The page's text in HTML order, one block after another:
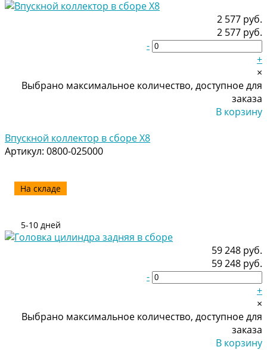
59 248 руб.
59 248 руб.
-
+
×
Выбрано максимальное количество, доступное для
заказа
В корзину
2 577 руб.
2 577 руб.
-
+
×
Выбрано максимальное количество, доступное для
заказа
В корзину
Впускной коллектор в сборе Х8
Артикул: 0800-025000
На складе
5-10 дней